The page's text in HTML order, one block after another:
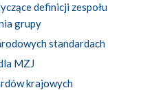
definicji zespołu
grupy
standardach
MZJ
krajowych